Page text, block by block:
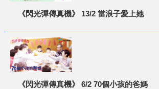
《閃光彈傳真機》 13/2 當浪子愛上她
《閃光彈傳真機》 6/2 70個小孩的爸媽